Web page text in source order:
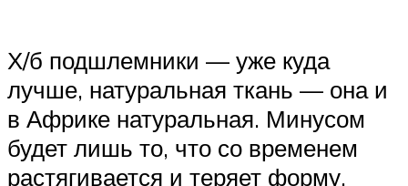
Х/б подшлемники — уже куда
лучше, натуральная ткань — она и
в Африке натуральная. Минусом
будет лишь то, что со временем
растягивается и теряет форму.